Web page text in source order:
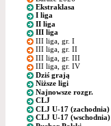
Ekstraklasa
I liga
II liga
III liga
III liga, gr. I
III liga, gr. II
III liga, gr. III
III liga, gr. IV
Dziś grają
Niższe ligi
Najnowsze rozgr.
CLJ
CLJ U-17 (zachodnia)
CLJ U-17 (wschodnia)